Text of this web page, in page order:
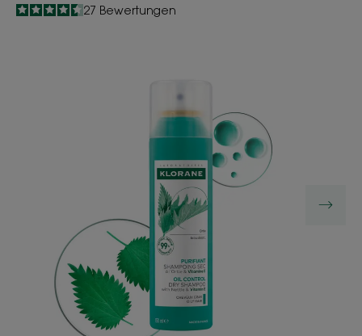
4.5
/
5
27 Bewertungen